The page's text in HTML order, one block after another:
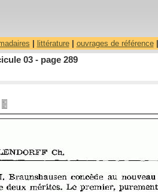
littérature| ouvrages de référence|
03 - page 289